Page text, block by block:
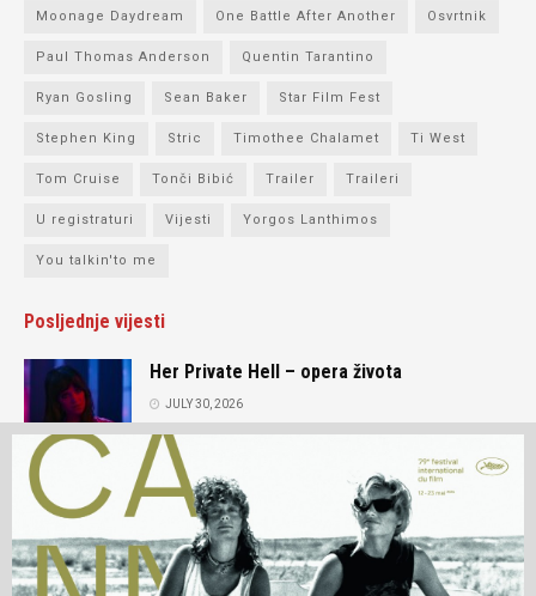
Moonage Daydream One Battle After Another Osvrtnik
Paul Thomas Anderson Quentin Tarantino
Ryan Gosling Sean Baker Star Film Fest
Stephen King Stric Timothee Chalamet Ti West
Tom Cruise Tonči Bibić Trailer Traileri
U registraturi Vijesti Yorgos Lanthimos
You talkin'to me
Posljednje vijesti
Her Private Hell – opera života
JULY 30, 2026
Intervju: Andrey Zvyagintsev
JULY 15, 2026